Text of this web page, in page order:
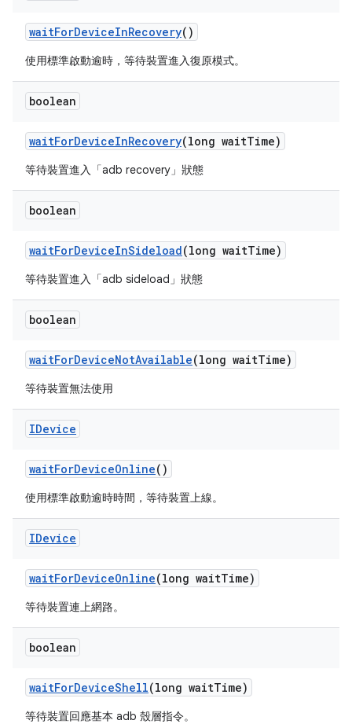
waitForDeviceInRecovery()
使用標準啟動逾時，等待裝置進入復原模式。
boolean
waitForDeviceInRecovery(long waitTime)
等待裝置進入「adb recovery」狀態
boolean
waitForDeviceInSideload(long waitTime)
等待裝置進入「adb sideload」狀態
boolean
waitForDeviceNotAvailable(long waitTime)
等待裝置無法使用
IDevice
waitForDeviceOnline()
使用標準啟動逾時時間，等待裝置上線。
IDevice
waitForDeviceOnline(long waitTime)
等待裝置連上網路。
boolean
waitForDeviceShell(long waitTime)
等待裝置回應基本 adb 殼層指令。